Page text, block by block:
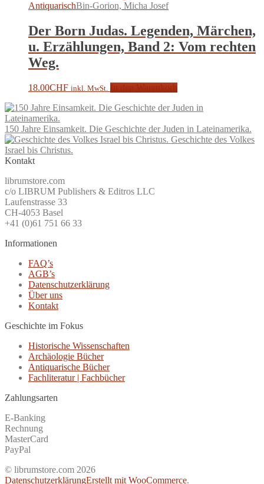
AntiquarischBin-Gorion, Micha Josef
Der Born Judas. Legenden, Märchen,
u. Erzählungen, Band 2: Vom rechten
Weg.
18.00CHF inkl. MwSt.
150 Jahre Einsamkeit. Die Geschichte der Juden in Lateinamerika.
Geschichte des Volkes
Israel bis Christus.
Kontakt
librumstore.com
c/o LIBRUM Publishers & Editros LLC
Laufenstrasse 33
CH-4053 Basel
+41 (0)61 751 66 33
Informationen
FAQ’s
AGB’s
Datenschutzerklärung
Über uns
Kontakt
Geschichte im Fokus
Historische Wissenschaften
Archäologie Bücher
Antiquarische Bücher
Fachliteratur | Fachbücher
Zahlungsarten
E-Banking
Rechnung
MasterCard
PayPal
© librumstore.com 2026
DatenschutzerklärungErstellt mit WooCommerce.